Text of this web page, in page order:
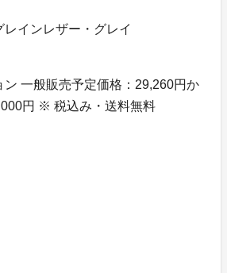
インレザー・グレイ
ン 一般販売予定価格：29,260円か
円 ※ 税込み・送料無料